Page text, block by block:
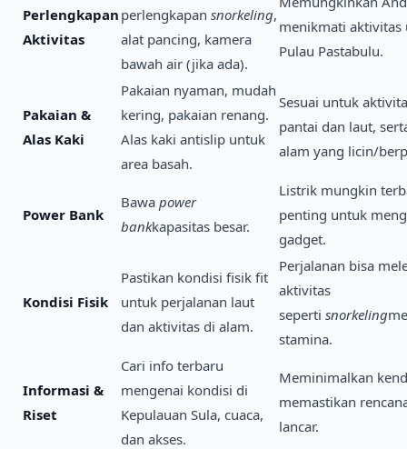
Perlengkapan
Aktivitas
perlengkapan snorkeling,
alat pancing, kamera
bawah air (jika ada).
menikmati aktivitas
Pulau Pastabulu.
Pakaian &
Alas Kaki
Pakaian nyaman, mudah
kering, pakaian renang.
Alas kaki antislip untuk
area basah.
Sesuai untuk
pantai dan laut,
alam yang licin/
Power Bank
Bawa power
bankkapasitas besar.
Listrik mungkin
penting untuk
gadget.
Kondisi Fisik
Pastikan kondisi fisik fit
untuk perjalanan laut
dan aktivitas di alam.
Perjalanan bisa
aktivitas
seperti snorkeling
stamina.
Informasi &
Riset
Cari info terbaru
mengenai kondisi di
Kepulauan Sula, cuaca,
dan akses.
Meminimalkan
memastikan
lancar.